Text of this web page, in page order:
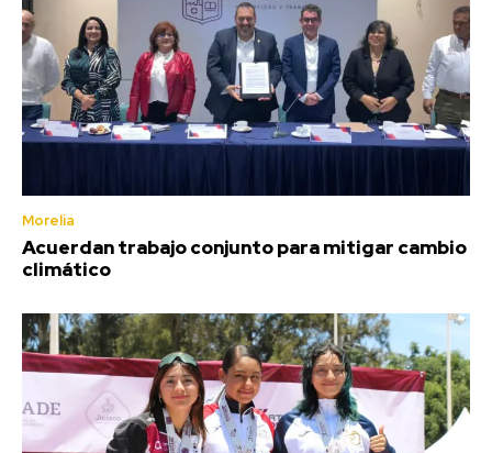
Morelia
Acuerdan trabajo conjunto para mitigar cambio
climático